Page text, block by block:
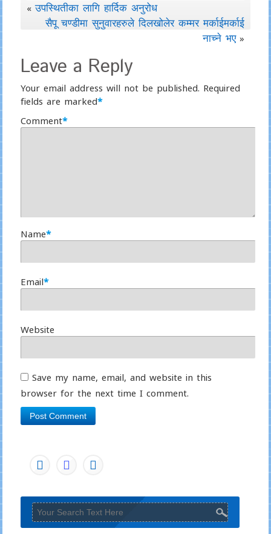
«उपस्थितीका लागि हार्दिक अनुरोध
सैपू चण्डीमा सुनुवारहरुले दिलखोलेर कम्मर मर्काईमर्काई
नाच्ने भए»
Leave a Reply
Your email address will not be published. Required
fields are marked*
Comment*
Name*
Email*
Website
Save my name, email, and website in this
browser for the next time I comment.